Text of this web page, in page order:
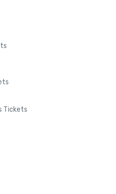
Tickets